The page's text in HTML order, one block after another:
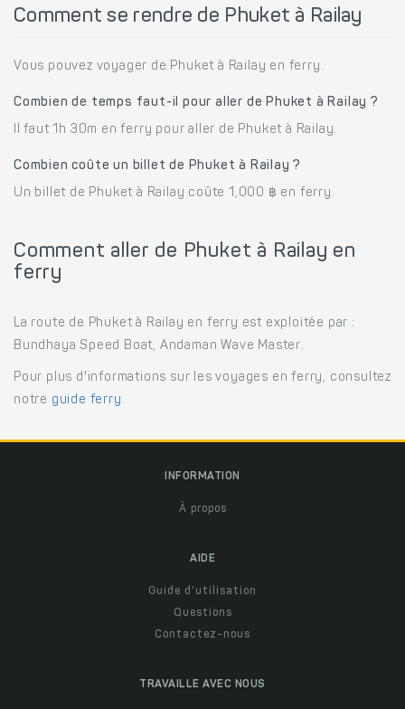
Comment se rendre de Phuket à Railay
Vous pouvez voyager de Phuket à Railay en ferry.
Combien de temps faut-il pour aller de Phuket à Railay ?
Il faut 1h 30m en ferry pour aller de Phuket à Railay.
Combien coûte un billet de Phuket à Railay ?
Un billet de Phuket à Railay coûte 1,000 ฿ en ferry.
Comment aller de Phuket à Railay en
ferry
La route de Phuket à Railay en ferry est exploitée par :
Bundhaya Speed Boat, Andaman Wave Master.
Pour plus d'informations sur les voyages en ferry, consultez
notre guide ferry .
INFORMATION
À propos
AIDE
Guide d'utilisation
Questions
Contactez-nous
TRAVAILLE AVEC NOUS